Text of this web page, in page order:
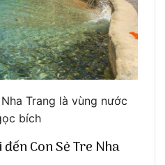
Trang là vùng nước
bích
Con Sẻ Tre Nha